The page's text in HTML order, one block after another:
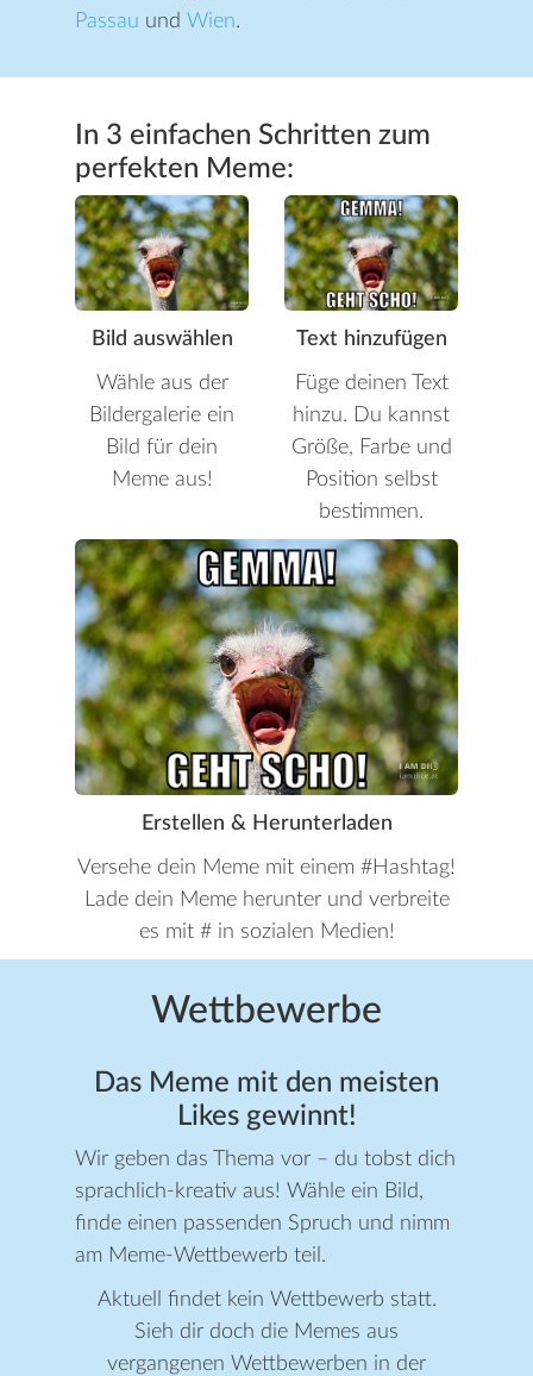
Passau und Wien.
In 3 einfachen Schritten zum
perfekten Meme:
Bild auswählen
Wähle aus der
Bildergalerie ein
Bild für dein
Meme aus!
Text hinzufügen
Füge deinen Text
hinzu. Du kannst
Größe, Farbe und
Position selbst
bestimmen.
Erstellen & Herunterladen
Versehe dein Meme mit einem #Hashtag!
Lade dein Meme herunter und verbreite
es mit # in sozialen Medien!
Wettbewerbe
Das Meme mit den meisten
Likes gewinnt!
Wir geben das Thema vor – du tobst dich
sprachlich-kreativ aus! Wähle ein Bild,
finde einen passenden Spruch und nimm
am Meme-Wettbewerb teil.
Aktuell findet kein Wettbewerb statt.
Sieh dir doch die Memes aus
vergangenen Wettbewerben in der